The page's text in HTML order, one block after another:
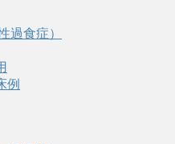
過食症）
例